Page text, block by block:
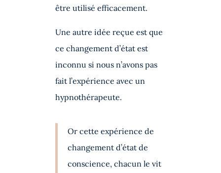
être utilisé efficacement.
Une autre idée reçue est que
ce changement d’état est
inconnu si nous n’avons pas
fait l’expérience avec un
hypnothérapeute.
Or cette expérience de
changement d’état de
conscience, chacun le vit